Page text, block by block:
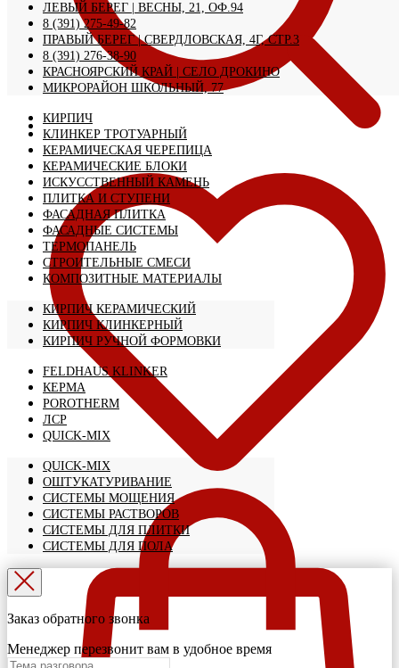
ЛЕВЫЙ БЕРЕГ | ВЕСНЫ, 21, ОФ.94
8 (391) 275-49-82
ПРАВЫЙ БЕРЕГ | СВЕРДЛОВСКАЯ, 4Г, СТР.3
8 (391) 276-38-90
КРАСНОЯРСКИЙ КРАЙ | CЕЛО ДРОКИНО
МИКРОРАЙОН ШКОЛЬНЫЙ, 77
КИРПИЧ
КЛИНКЕР ТРОТУАРНЫЙ
КЕРАМИЧЕСКАЯ ЧЕРЕПИЦА
КЕРАМИЧЕСКИЕ БЛОКИ
ИСКУССТВЕННЫЙ КАМЕНЬ
ПЛИТКА И СТУПЕНИ
ФАСАДНАЯ ПЛИТКА
ФАСАДНЫЕ СИСТЕМЫ
ТЕРМОПАНЕЛЬ
СТРОИТЕЛЬНЫЕ СМЕСИ
КОМПОЗИТНЫЕ МАТЕРИАЛЫ
КИРПИЧ КЕРАМИЧЕСКИЙ
КИРПИЧ КЛИНКЕРНЫЙ
КИРПИЧ РУЧНОЙ ФОРМОВКИ
FELDHAUS KLINKER
КЕРМА
POROTHERM
ЛСР
QUICK-MIX
QUICK-MIX
ОШТУКАТУРИВАНИЕ
СИСТЕМЫ МОЩЕНИЯ
СИСТЕМЫ РАСТВОРОВ
СИСТЕМЫ ДЛЯ ПЛИТКИ
СИСТЕМЫ ДЛЯ ПОЛА
Заказ обратного звонка
Менеджер перезвонит вам в удобное время